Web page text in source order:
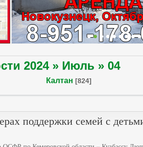
2024 » Июль » 04
Калтан [824]
поддержки семей с